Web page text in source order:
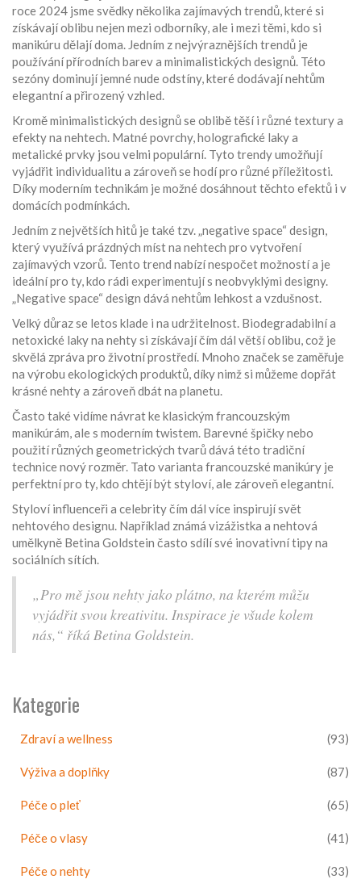
roce 2024 jsme svědky několika zajímavých trendů, které si
získávají oblibu nejen mezi odborníky, ale i mezi těmi, kdo si
manikúru dělají doma. Jedním z nejvýraznějších trendů je
používání přírodních barev a minimalistických designů. Této
sezóny dominují jemné nude odstíny, které dodávají nehtům
elegantní a přirozený vzhled.
Kromě minimalistických designů se oblibě těší i různé textury a
efekty na nehtech. Matné povrchy, holografické laky a
metalické prvky jsou velmi populární. Tyto trendy umožňují
vyjádřit individualitu a zároveň se hodí pro různé příležitosti.
Díky moderním technikám je možné dosáhnout těchto efektů i v
domácích podmínkách.
Jedním z největších hitů je také tzv. „negative space“ design,
který využívá prázdných míst na nehtech pro vytvoření
zajímavých vzorů. Tento trend nabízí nespočet možností a je
ideální pro ty, kdo rádi experimentují s neobvyklými designy.
„Negative space“ design dává nehtům lehkost a vzdušnost.
Velký důraz se letos klade i na udržitelnost. Biodegradabilní a
netoxické laky na nehty si získávají čím dál větší oblibu, což je
skvělá zpráva pro životní prostředí. Mnoho značek se zaměřuje
na výrobu ekologických produktů, díky nimž si můžeme dopřát
krásné nehty a zároveň dbát na planetu.
Často také vidíme návrat ke klasickým francouzským
manikúrám, ale s moderním twistem. Barevné špičky nebo
použití různých geometrických tvarů dává této tradiční
technice nový rozměr. Tato varianta francouzské manikúry je
perfektní pro ty, kdo chtějí být styloví, ale zároveň elegantní.
Styloví influenceři a celebrity čím dál více inspirují svět
nehtového designu. Například známá vizážistka a nehtová
umělkyně Betina Goldstein často sdílí své inovativní tipy na
sociálních sítích.
„Pro mě jsou nehty jako plátno, na kterém můžu
vyjádřit svou kreativitu. Inspirace je všude kolem
nás,“ říká Betina Goldstein.
Kategorie
Zdraví a wellness (93)
Výživa a doplňky (87)
Péče o pleť (65)
Péče o vlasy (41)
Péče o nehty (33)